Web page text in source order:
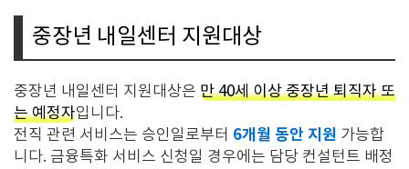
중장년 내일센터 지원대상
중장년 내일센터 지원대상은 만 40세 이상 중장년 퇴직자 또
는 예정자입니다.
전직 관련 서비스는 승인일로부터 6개월 동안 지원 가능합
니다. 금융특화 서비스 신청일 경우에는 담당 컨설턴트 배정